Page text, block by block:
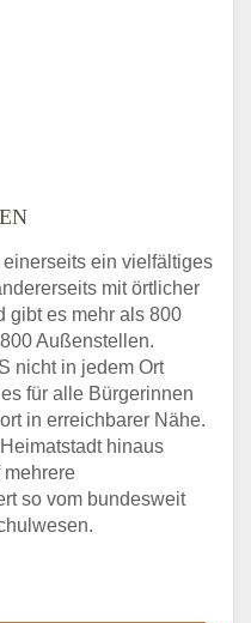
ein vielfältiges
mit örtlicher
gibt es mehr als 800
Außenstellen.
nicht in jedem Ort
für alle Bürgerinnen
in erreichbarer Nähe.
hinaus
mehrere
so vom bundesweit